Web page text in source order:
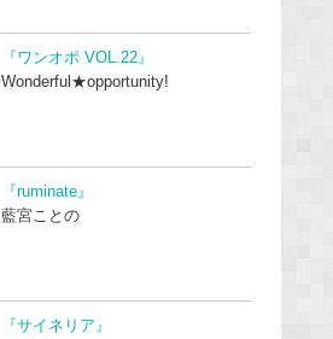
『ワンオポ VOL.22』
Wonderful★opportunity!
『ruminate』
藍宮ことの
『サイネリア』